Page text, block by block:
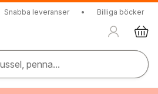
Snabba leveranser • Billiga böcker
penna...